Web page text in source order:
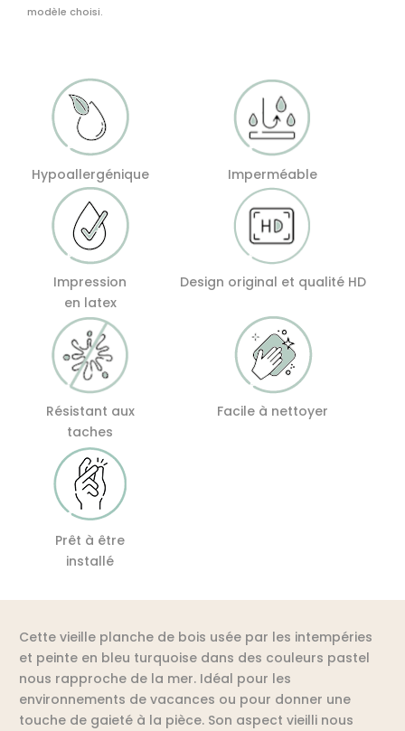
Plage
modèle choisi.
Hypoallergénique Imperméable
Impression
en latex
Design original et qualité HD
Résistant aux
taches
Facile à nettoyer
Prêt à être
installé
Cette vieille planche de bois usée par les intempéries
et peinte en bleu turquoise dans des couleurs pastel
nous rapproche de la mer. Idéal pour les
environnements de vacances ou pour donner une
touche de gaieté à la pièce. Son aspect vieilli nous